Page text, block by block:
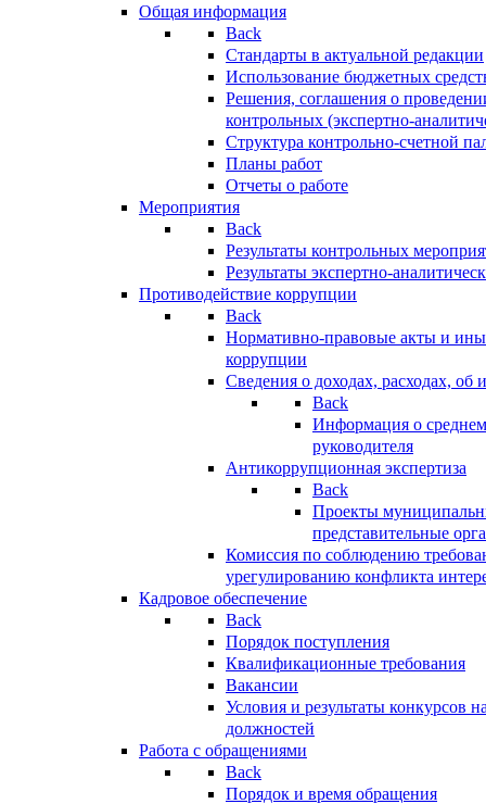
Общая информация
Back
Стандарты в актуальной редакции
Использование бюджетных
Решения, соглашения о
контрольных (экспертно-
Структура контрольно-счетной
Планы работ
Отчеты о работе
Мероприятия
Back
Результаты контрольных
Результаты экспертно-
Противодействие коррупции
Back
Нормативно-правовые акты и
коррупции
Сведения о доходах, расходах, об
Back
Информация о
руководителя
Антикоррупционная экспертиза
Back
Проекты
представительные
Комиссия по соблюдению
урегулированию конфликта
Кадровое обеспечение
Back
Порядок поступления
Квалификационные требования
Вакансии
Условия и результаты конкурсов
должностей
Работа с обращениями
Back
Порядок и время обращения